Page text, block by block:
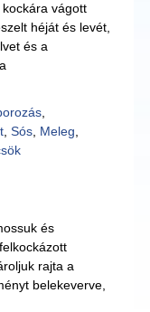
vágott
héját és levét,
és a
,
, Sós, Meleg
és
rajta a
belekeverve,